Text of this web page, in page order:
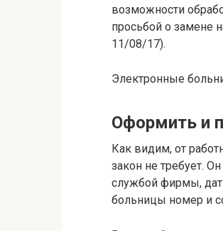
возможности
просьбой о замене
11/08/17).
Электронные
Оформить и
Как видим, от
закон не требует.
службой фирмы,
больницы номер и